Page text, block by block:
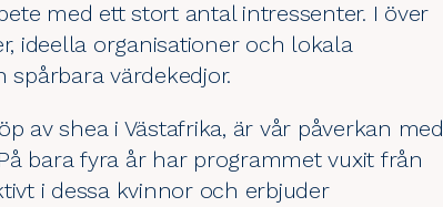
med ett stort antal intressenter. I över
ideella organisationer och lokala
värdekedjor.
avsheai Västafrika, är vår påverkan med
bara fyra år har programmet vuxit från
i dessa kvinnor och erbjuder